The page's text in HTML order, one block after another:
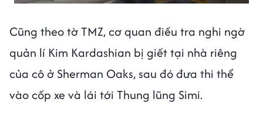
Cũng theo tờ TMZ, cơ quan điều tra nghi ngờ
quản lí Kim Kardashian bị giết tại nhà riêng
của cô ở Sherman Oaks, sau đó đưa thi thể
vào cốp xe và lái tới Thung lũng Simi.